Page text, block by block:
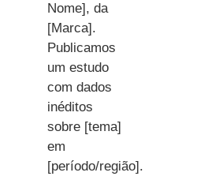
Nome], da
[Marca].
Publicamos
um estudo
com dados
inéditos
sobre [tema]
em
[período/região].